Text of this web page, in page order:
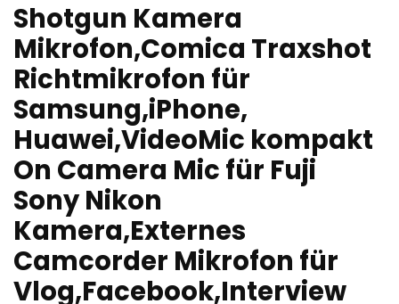
Shotgun Kamera
Mikrofon,Comica Traxshot
Richtmikrofon für
Samsung,iPhone,
Huawei,VideoMic kompakt
On Camera Mic für Fuji
Sony Nikon
Kamera,Externes
Camcorder Mikrofon für
Vlog,Facebook,Interview